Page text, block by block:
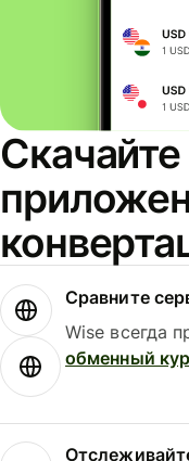
Сравните
Wise всегда
обменный